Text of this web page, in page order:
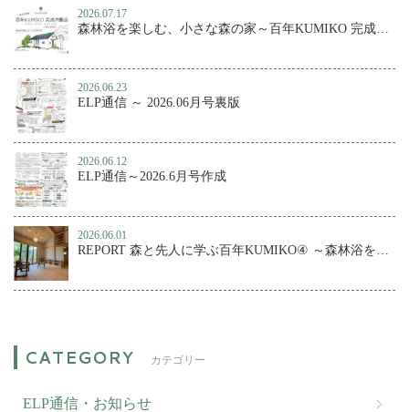
2026.07.17
2026.06.23
ELP通信 ～ 2026.06月号裏版
2026.06.12
ELP通信～2026.6月号作成
2026.06.01
カテゴリー
ELP通信・お知らせ